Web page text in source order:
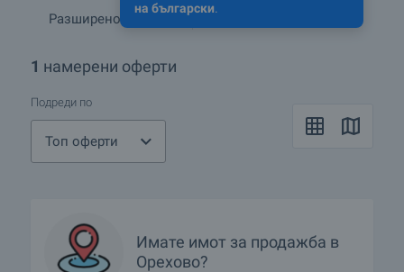
на български.
Разширено търсене
1 намерени оферти
Подреди по
Топ оферти
Имате имот за продажба в
Орехово?